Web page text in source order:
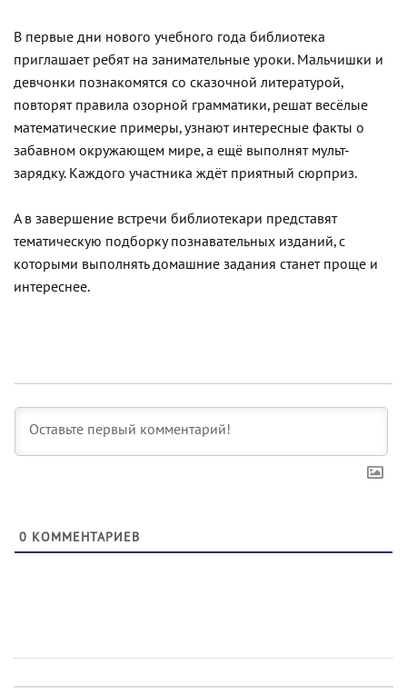
В первые дни нового учебного года библиотека
приглашает ребят на занимательные уроки. Мальчишки и
девчонки познакомятся со сказочной литературой,
повторят правила озорной грамматики, решат весёлые
математические примеры, узнают интересные факты о
забавном окружающем мире, а ещё выполнят мульт-
зарядку. Каждого участника ждёт приятный сюрприз.
А в завершение встречи библиотекари представят
тематическую подборку познавательных изданий, с
которыми выполнять домашние задания станет проще и
интереснее.
0 КОММЕНТАРИЕВ